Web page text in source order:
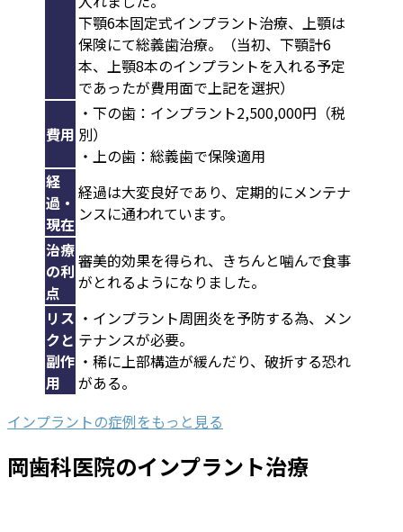
下顎6本固定式インプラント治療、上顎は
保険にて総義歯治療。（当初、下顎計6
本、上顎8本のインプラントを入れる予定
であったが費用面で上記を選択）
費用
・下の歯：インプラント2,500,000円（税
別）
・上の歯：総義歯で保険適用
経
過・
現在
経過は大変良好であり、定期的にメンテナ
ンスに通われています。
治療
の利
点
審美的効果を得られ、きちんと噛んで食事
がとれるようになりました。
リス
クと
副作
用
・インプラント周囲炎を予防する為、メン
テナンスが必要。
・稀に上部構造が緩んだり、破折する恐れ
がある。
インプラントの症例をもっと見る
岡歯科医院のインプラント治療